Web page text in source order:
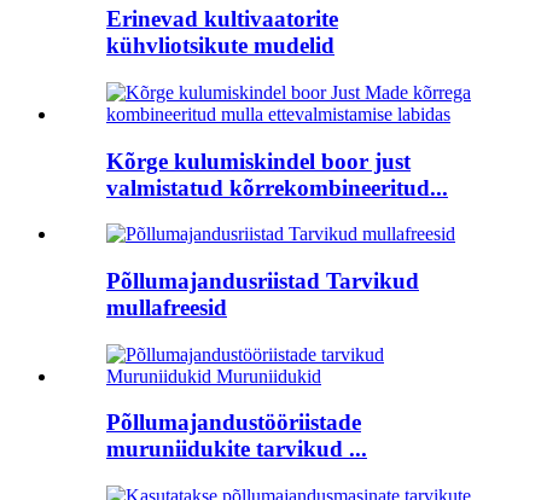
Erinevad kultivaatorite
kühvliotsikute mudelid
Kõrge kulumiskindel boor just
valmistatud kõrrekombineeritud...
Põllumajandusriistad Tarvikud
mullafreesid
Põllumajandustööriistade
muruniidukite tarvikud ...